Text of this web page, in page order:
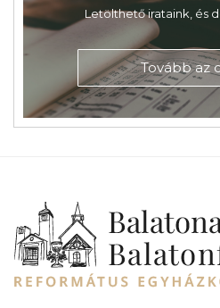
Letölthető irataink, és
Tovább az